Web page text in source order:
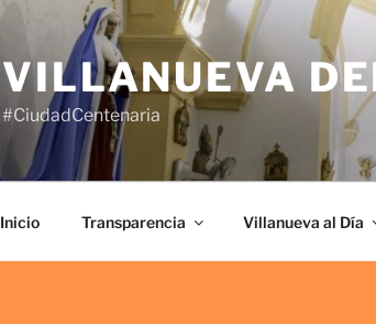
VILLANUEVA
#CiudadCentenaria
Inicio Transparencia Villanueva al Día